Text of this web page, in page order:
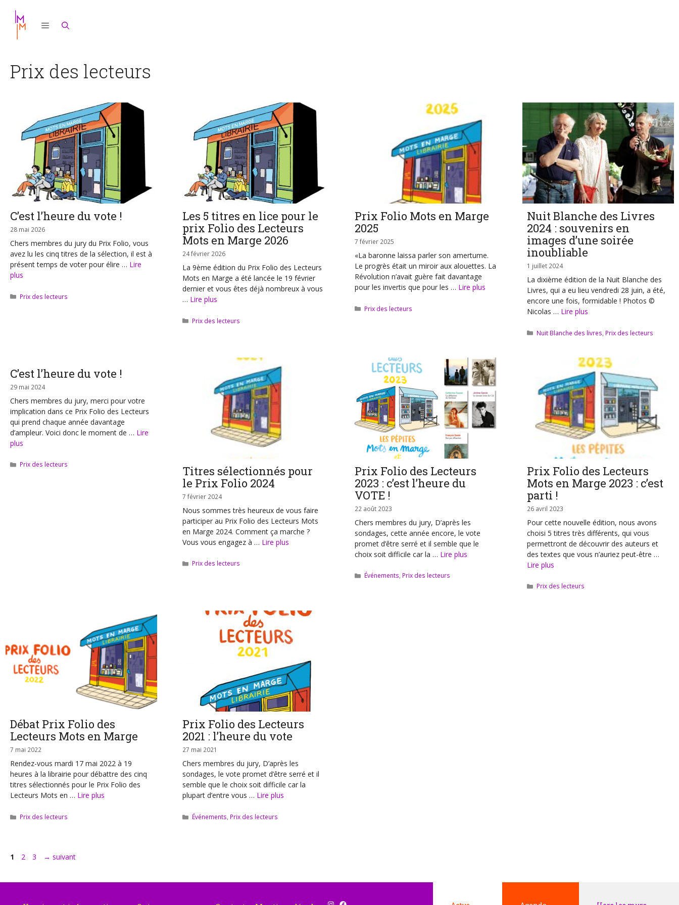
contenu
Prix des lecteurs
C’est l’heure du vote !
28 mai 2026
Chers membres du jury du Prix Folio, vous
avez lu les cinq titres de la sélection, il est à
présent temps de voter pour élire … Lire
plus
Catégories
Prix des lecteurs
Les 5 titres en lice pour le
prix Folio des Lecteurs
Mots en Marge 2026
24 février 2026
La 9ème édition du Prix Folio des Lecteurs
Mots en Marge a été lancée le 19 février
dernier et vous êtes déjà nombreux à vous
… Lire plus
Catégories
Prix des lecteurs
Prix Folio Mots en Marge
2025
7 février 2025
«La baronne laissa parler son amertume.
Le progrès était un miroir aux alouettes. La
Révolution n’avait guère fait davantage
pour les invertis que pour les … Lire plus
Catégories
Prix des lecteurs
Nuit Blanche des Livres
2024 : souvenirs en
images d’une soirée
inoubliable
1 juillet 2024
La dixième édition de la Nuit Blanche des
Livres, qui a eu lieu vendredi 28 juin, a été,
encore une fois, formidable ! Photos ©
Nicolas … Lire plus
Catégories
Nuit Blanche des livres Prix des lecteurs
C’est l’heure du vote !
29 mai 2024
Chers membres du jury, merci pour votre
implication dans ce Prix Folio des Lecteurs
qui prend chaque année davantage
d’ampleur. Voici donc le moment de … Lire
plus
Catégories
Prix des lecteurs
Titres sélectionnés pour
le Prix Folio 2024
7 février 2024
Nous sommes très heureux de vous faire
participer au Prix Folio des Lecteurs Mots
en Marge 2024. Comment ça marche ?
Vous vous engagez à … Lire plus
Catégories
Prix des lecteurs
Prix Folio des Lecteurs
2023 : c’est l’heure du
VOTE !
22 août 2023
Chers membres du jury, D’après les
sondages, cette année encore, le vote
promet d’être serré et il semble que le
choix soit difficile car la … Lire plus
Catégories
Événements, Prix des lecteurs
Prix Folio des Lecteurs
Mots en Marge 2023 : c’est
parti !
26 avril 2023
Pour cette nouvelle édition, nous avons
choisi 5 titres très différents, qui vous
permettront de découvrir des auteurs et
des textes que vous n’auriez peut-être …
Lire plus
Catégories
Prix des lecteurs
Débat Prix Folio des
Lecteurs Mots en Marge
7 mai 2022
Rendez-vous mardi 17 mai 2022 à 19
heures à la librairie pour débattre des cinq
titres sélectionnés pour le Prix Folio des
Lecteurs Mots en … Lire plus
Catégories
Prix des lecteurs
Prix Folio des Lecteurs
2021 : l’heure du vote
27 mai 2021
Chers membres du jury, D’après les
sondages, le vote promet d’être serré et il
semble que le choix soit difficile car la
plupart d’entre vous … Lire plus
Catégories
Événements, Prix des lecteurs
Page
1 Page
2 Page
3 → suivant